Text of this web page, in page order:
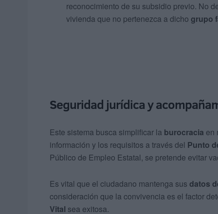
reconocimiento de su subsidio previo. No
vivienda que no pertenezca a dicho grupo
Seguridad jurídica y
Este sistema busca simplificar la burocracia en
información y los requisitos a través del Punto
Público de Empleo Estatal, se pretende evitar
Es vital que el ciudadano mantenga sus datos
consideración que la convivencia es el factor
Vital sea exitosa.